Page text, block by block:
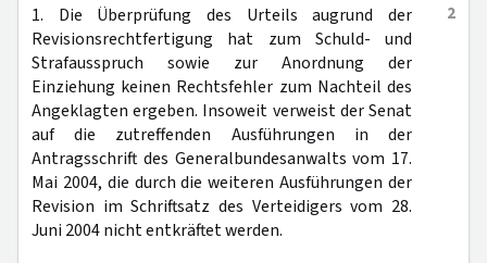
2
1. Die Überprüfung des Urteils augrund der
Revisionsrechtfertigung hat zum Schuld- und
Strafausspruch sowie zur Anordnung der
Einziehung keinen Rechtsfehler zum Nachteil des
Angeklagten ergeben. Insoweit verweist der Senat
auf die zutreffenden Ausführungen in der
Antragsschrift des Generalbundesanwalts vom 17.
Mai 2004, die durch die weiteren Ausführungen der
Revision im Schriftsatz des Verteidigers vom 28.
Juni 2004 nicht entkräftet werden.